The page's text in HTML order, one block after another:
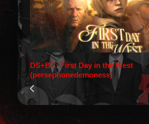
DS+BC: First Day in the West
(persephonedemoness)